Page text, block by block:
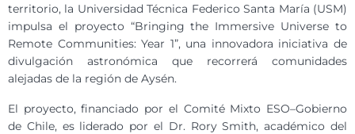
territorio, la Universidad Técnica Federico Santa María (USM)
impulsa el proyecto “Bringing the Immersive Universe to
Remote Communities: Year 1”, una innovadora iniciativa de
divulgación astronómica que recorrerá comunidades
alejadas de la región de Aysén.
El proyecto, financiado por el Comité Mixto ESO–Gobierno
de Chile, es liderado por el Dr. Rory Smith, académico del